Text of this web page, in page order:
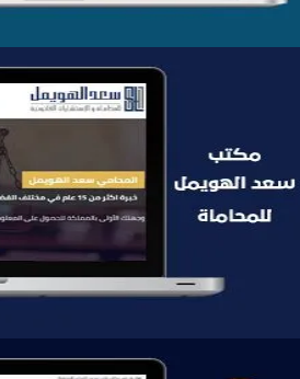
موقع سعد الهويمل
التفاصيل